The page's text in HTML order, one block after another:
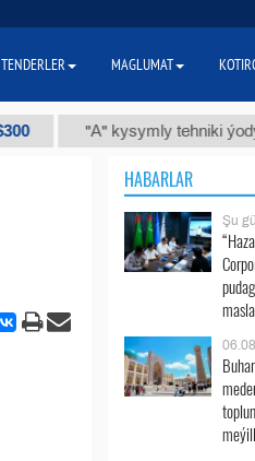
"А" kysymly tehniki ýody (t.)
HABARLAR
Şu
TENDERLER MAGLUMAT